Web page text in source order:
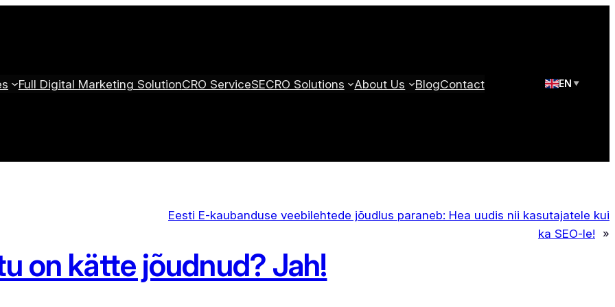
Full Digital Marketing SolutionCRO ServiceSECRO Solutions About Us BlogContact EN ▼
Eesti E-kaubanduse veebilehtede jõudlus paraneb: Hea uudis nii kasutajatele kui
ka SEO-le! »
on kätte jõudnud? Jah!